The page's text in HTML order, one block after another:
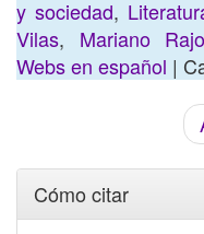
y sociedad,
Vilas, Mariano
Webs en español |
Cómo citar